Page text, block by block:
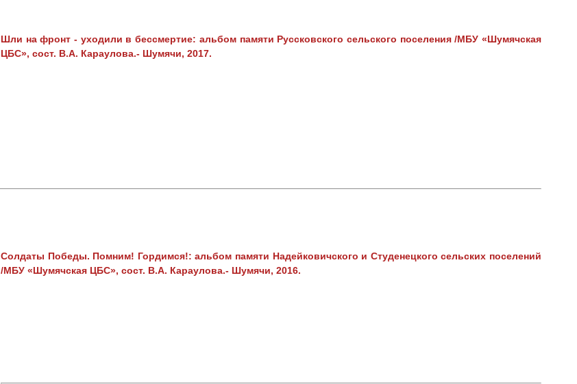
Шли на фронт - уходили в бессмертие: альбом памяти Руссковского сельского поселения /МБУ «Шумячская
ЦБС», сост. В.А. Караулова.- Шумячи, 2017.
Солдаты Победы. Помним! Гордимся!: альбом памяти Надейковичского и Студенецкого сельских поселений
/МБУ «Шумячская ЦБС», сост. В.А. Караулова.- Шумячи, 2016.